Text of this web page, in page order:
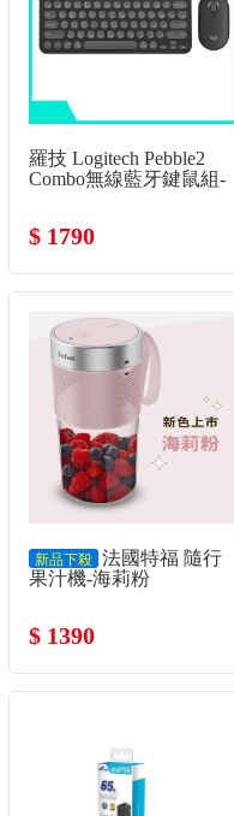
羅技 Logitech Pebble2
Combo無線藍牙鍵鼠組-
$ 1790
新品下殺 法國特福 隨行
果汁機-海莉粉
$ 1390